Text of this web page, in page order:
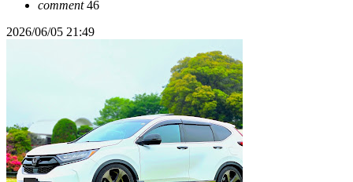
comment46
2026/06/05 21:49